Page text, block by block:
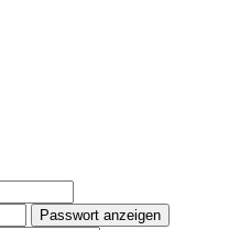
Passwort anzeigen